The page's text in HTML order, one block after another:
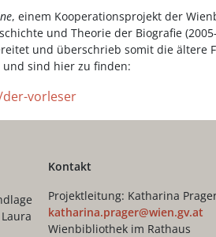
, einem Kooperationsprojekt der
und Theorie der Biografie
und überschrieb somit die ältere
sind hier zu finden:
vorleser
Kontakt
Projektleitung: Katharina
katharina.prager@wien.gv.at
Wienbibliothek im Rathaus